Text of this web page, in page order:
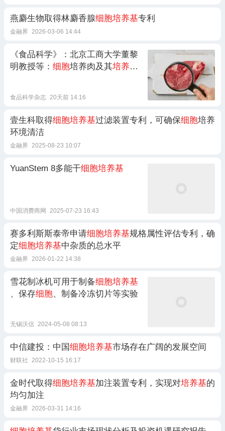
燕麝生物取得林麝香腺细胞培养基专利
金融界 2026-03-06 14:44
《食品科学》：北京工商大学董黎
明教授等： 细胞培养肉及其培养基
食品科学杂志 20天前 14:16
壹生科取得细胞培养基过滤装置专利，可确保细胞培养
环境清洁
金融界 2025-08-23 10:07
YuanStem 8多能干细胞培养基
中国消费商网 2025-07-23 16:43
赛多利斯斯泰帝申请细胞培养基规格属性评估专利，确
定细胞培养基中杂质的总水平
金融界 2026-01-22 14:38
雪花制冰机可用于制备细胞培养基
、保存细胞、制备冷冻切片等实验
无锡沃信 2024-05-08 08:13
中信建投：中国细胞培养基市场存在广阔的发展空间
财联社 2022-10-15 16:17
金时代取得细胞培养基加注装置专利，实现对培养基的
均匀加注
金融界 2026-03-31 14:16